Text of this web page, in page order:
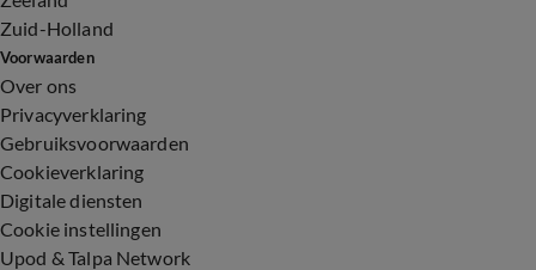
Zuid-Holland
Voorwaarden
Over ons
Privacyverklaring
Gebruiksvoorwaarden
Cookieverklaring
Digitale diensten
Cookie instellingen
Upod & Talpa Network